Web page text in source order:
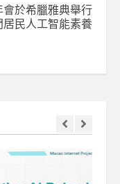
於希臘雅典舉行
民人工智能素養